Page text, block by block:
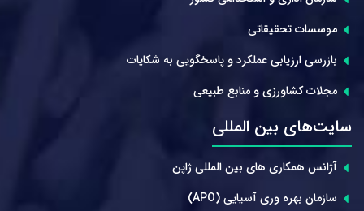
موسسات تحقیقاتی
بازرسی ارزیابی عملکرد و پاسخگویی به شکایات
مجلات کشاورزی و منابع طبیعی
سایت‌های بین المللی
آژانس همکاری های بین المللی ژاپن
سازمان بهره وری آسیایی (APO)